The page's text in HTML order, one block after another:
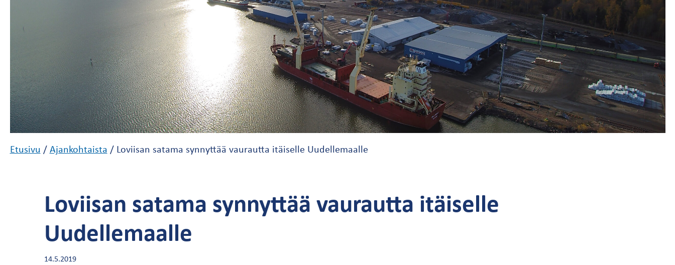
Etusivu /Ajankohtaista / Loviisan satama synnyttää vaurautta itäiselle Uudellemaalle
Loviisan satama synnyttää vaurautta itäiselle
Uudellemaalle
14.5.2019